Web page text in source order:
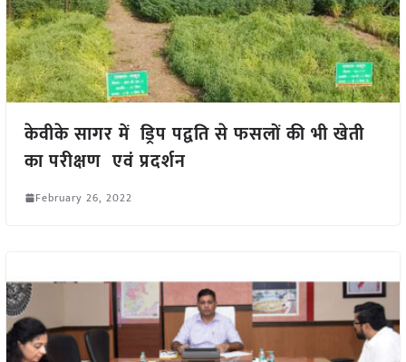
केवीके सागर में ड्रिप पद्वति से फसलों की भी खेती
का परीक्षण एवं प्रदर्शन
February 26, 2022